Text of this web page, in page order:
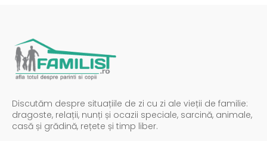
Discutăm despre situațiile de zi cu zi ale vieții de familie:
dragoste, relații, nunți și ocazii speciale, sarcină, animale,
casă și grădină, rețete și timp liber.